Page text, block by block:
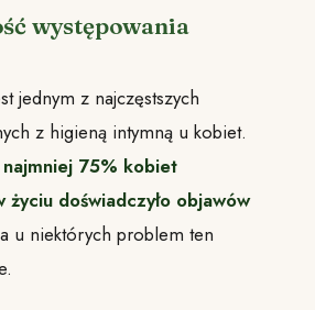
występowania
jednym z najczęstszych
z higieną intymną u kobiet.
75% kobiet
doświadczyło objawów
u niektórych problem ten